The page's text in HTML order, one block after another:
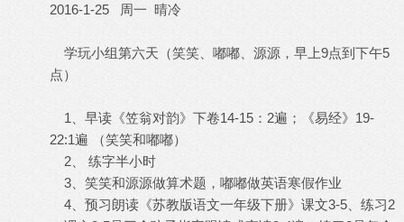
2016-1-25 周一 晴冷
学玩小组第六天（笑笑、嘟嘟、源源，早上9点到下午5
点）
1、早读《笠翁对韵》下卷14-15：2遍；《易经》19-
22:1遍 （笑笑和嘟嘟）
2、 练字半小时
3、笑笑和源源做算术题，嘟嘟做英语寒假作业
4、预习朗读《苏教版语文一年级下册》课文3-5、练习2